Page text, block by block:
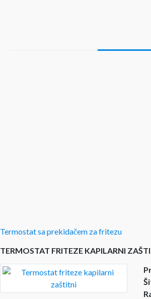
Termostat sa prekidačem za fritezu
TERMOSTAT FRITEZE KAPILARNI